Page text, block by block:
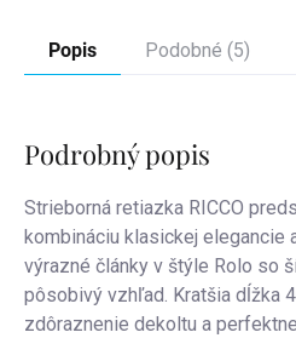
Popis Podobné (5)
Podrobný popis
Strieborná retiazka RICCO
kombináciu klasickej elegancie
výrazné články v štýle Rolo so
pôsobivý vzhľad. Kratšia dĺžka
zdôraznenie dekoltu a